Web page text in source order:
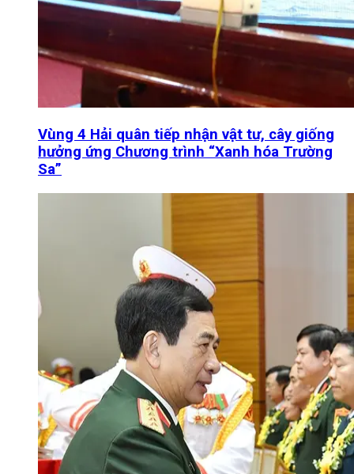
Vùng 4 Hải quân tiếp nhận vật tư, cây giống
hưởng ứng Chương trình “Xanh hóa Trường
Sa”